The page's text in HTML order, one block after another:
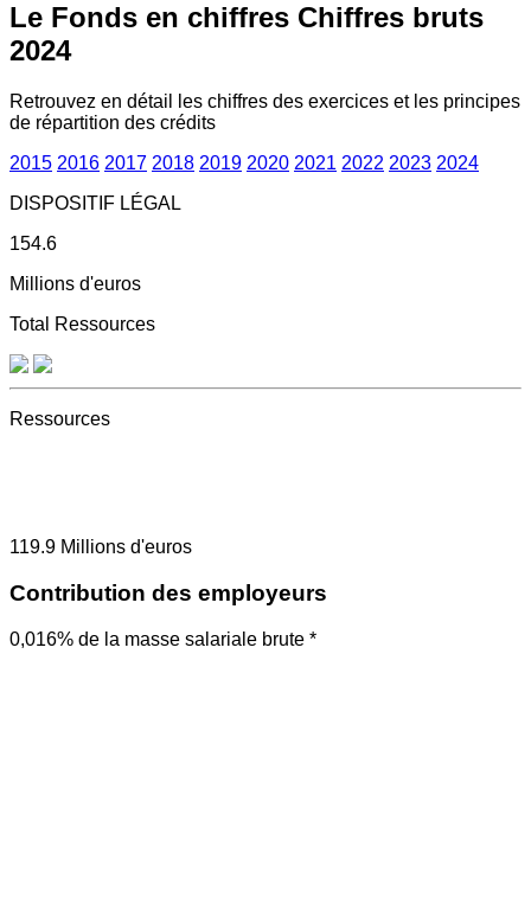
Le Fonds en chiffres Chiffres bruts
2024
Retrouvez en détail les chiffres des exercices et les principes
de répartition des crédits
2015 2016 2017 2018 2019 2020 2021 2022 2023 2024
DISPOSITIF LÉGAL
154.6
Millions d'euros
Total Ressources
Ressources
119.9 Millions d'euros
Contribution des employeurs
0,016% de la masse salariale brute *